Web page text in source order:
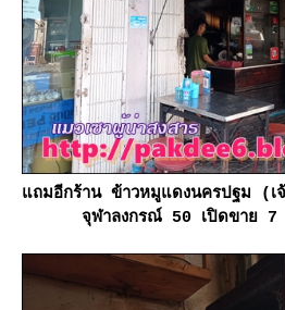
ถมอีกร้าน ข้าวหมูแดงนครปฐม (เ
จุฬาลงกรณ์ 50 เปิดขาย 7